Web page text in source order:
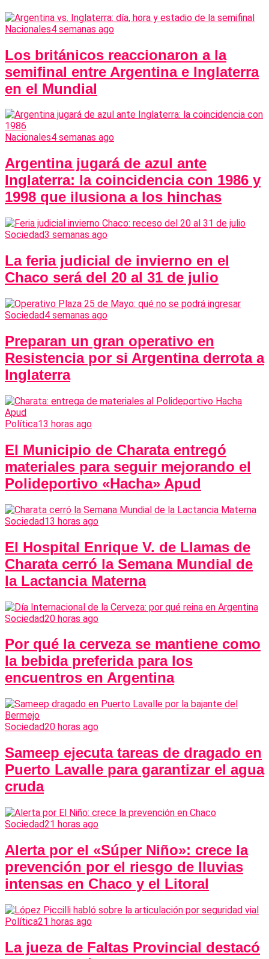
Nacionales4 semanas ago
Los británicos reaccionaron a la
semifinal entre Argentina e Inglaterra
en el Mundial
Nacionales4 semanas ago
Argentina jugará de azul ante
Inglaterra: la coincidencia con 1986 y
1998 que ilusiona a los hinchas
Sociedad3 semanas ago
La feria judicial de invierno en el
Chaco será del 20 al 31 de julio
Sociedad4 semanas ago
Preparan un gran operativo en
Resistencia por si Argentina derrota a
Inglaterra
Política13 horas ago
El Municipio de Charata entregó
materiales para seguir mejorando el
Polideportivo «Hacha» Apud
Sociedad13 horas ago
El Hospital Enrique V. de Llamas de
Charata cerró la Semana Mundial de
la Lactancia Materna
Sociedad20 horas ago
Por qué la cerveza se mantiene como
la bebida preferida para los
encuentros en Argentina
Sociedad20 horas ago
Sameep ejecuta tareas de dragado en
Puerto Lavalle para garantizar el agua
cruda
Sociedad21 horas ago
Alerta por el «Súper Niño»: crece la
prevención por el riesgo de lluvias
intensas en Chaco y el Litoral
Política21 horas ago
La jueza de Faltas Provincial destacó